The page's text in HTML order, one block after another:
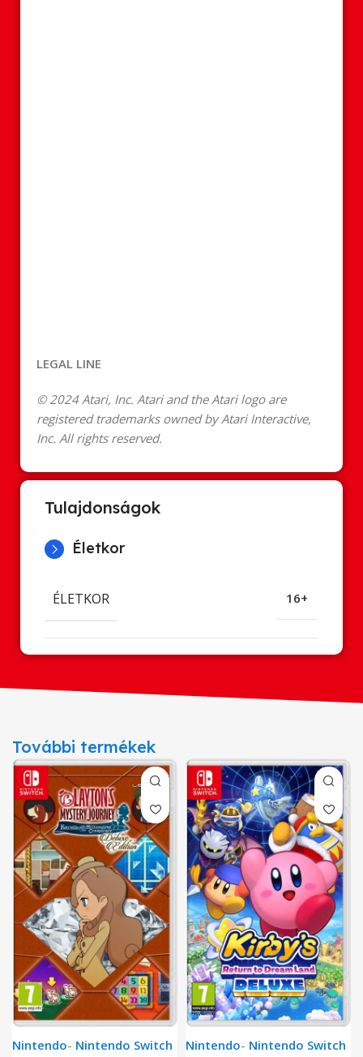
LEGAL LINE
© 2024 Atari, Inc. Atari and the Atari logo are
registered trademarks owned by Atari Interactive,
Inc. All rights reserved.
Tulajdonságok
Életkor
ÉLETKOR 16+
További termékek
Nintendo- Nintendo Switch Nintendo- Nintendo Switch